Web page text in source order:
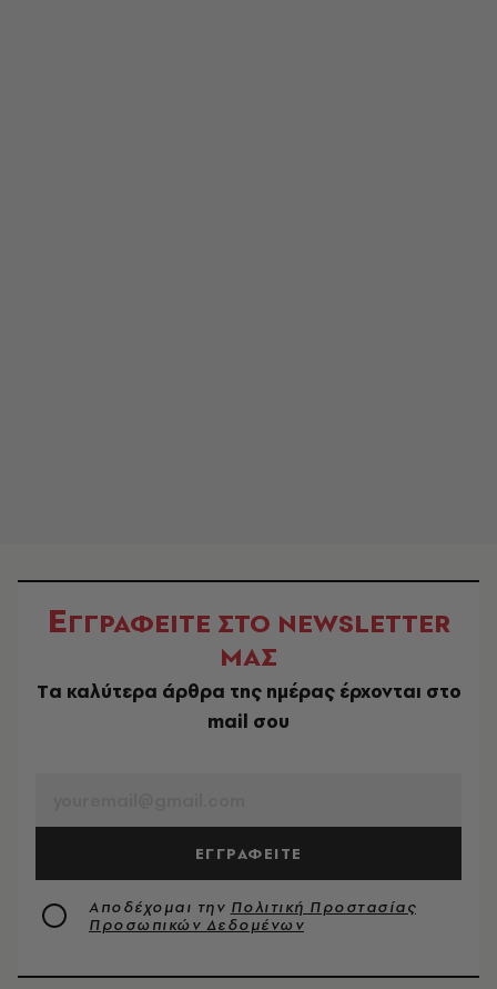
ΕΓΓΡΑΦΕΙΤΕ ΣΤΟ NEWSLETTER
ΜΑΣ
Tα καλύτερα άρθρα της ημέρας έρχονται στο
mail σου
ΕΓΓΡΑΦΕΙΤΕ
Αποδέχομαι την Πολιτική Προστασίας
Προσωπικών Δεδομένων